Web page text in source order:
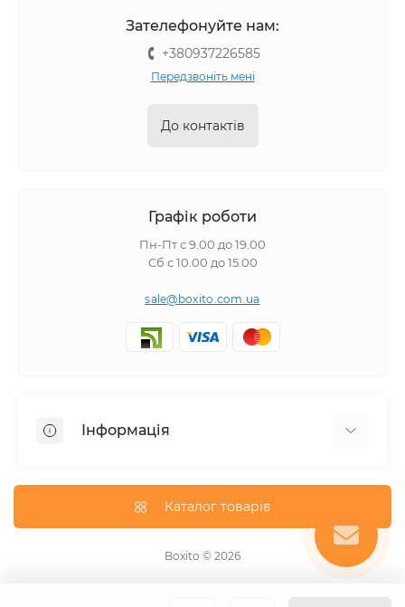
Зателефонуйте нам:
+380937226585
Передзвоніть мені
До контактів
Графік роботи
Пн-Пт с 9.00 до 19.00
Сб с 10.00 до 15.00
sale@boxito.com.ua
Інформація
Про магазин
Каталог товарів
Boxito © 2026